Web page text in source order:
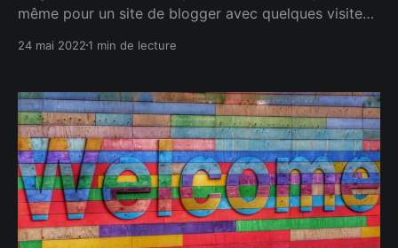
même pour un site de blogger avec quelques visites
24 mai 20221 min de lecture